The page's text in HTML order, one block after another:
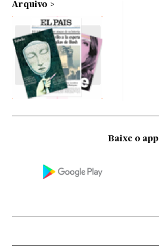
Arquivo
Baixe o app